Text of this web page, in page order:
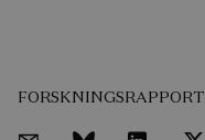
FORSKNINGSRAPPORT